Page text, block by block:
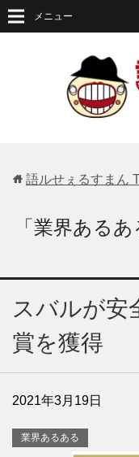
メニュー
語ルせぇるすまん
「業界ある
スバルが安
賞を獲得
2021年3月19日
業界あるある